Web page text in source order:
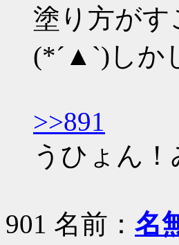
塗り方が
(*´▲`)しか
>>891
うひょん
901 名前： 名